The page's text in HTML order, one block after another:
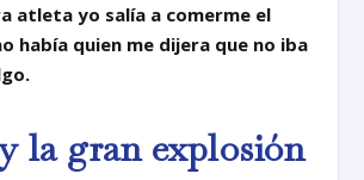
atleta yo salía a comerme el
había quien me dijera que no iba
la gran explosión